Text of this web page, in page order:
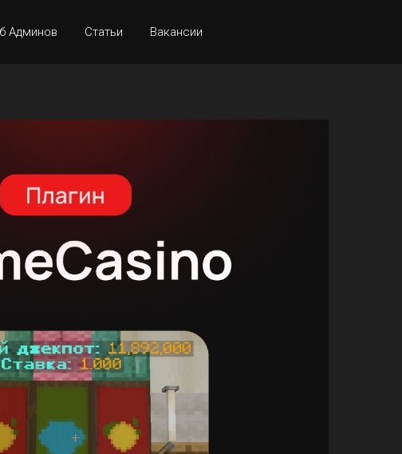
Админов Статьи Вакансии